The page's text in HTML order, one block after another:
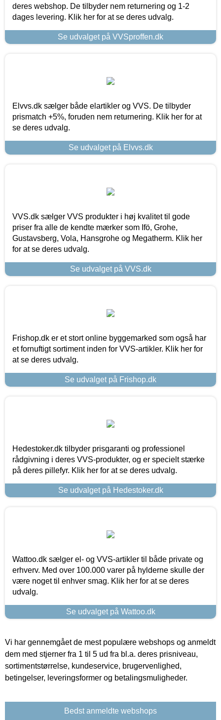
deres webshop. De tilbyder nem returnering og 1-2
dages levering. Klik her for at se deres udvalg.
Se udvalget på VVSproffen.dk
Elvvs.dk sælger både elartikler og VVS. De tilbyder
prismatch +5%, foruden nem returnering. Klik her for at
se deres udvalg.
Se udvalget på Elvvs.dk
VVS.dk sælger VVS produkter i høj kvalitet til gode
priser fra alle de kendte mærker som Ifö, Grohe,
Gustavsberg, Vola, Hansgrohe og Megatherm. Klik her
for at se deres udvalg.
Se udvalget på VVS.dk
Frishop.dk er et stort online byggemarked som også har
et fornuftigt sortiment inden for VVS-artikler. Klik her for
at se deres udvalg.
Se udvalget på Frishop.dk
Hedestoker.dk tilbyder prisgaranti og professionel
rådgivning i deres VVS-produkter, og er specielt stærke
på deres pillefyr. Klik her for at se deres udvalg.
Se udvalget på Hedestoker.dk
Wattoo.dk sælger el- og VVS-artikler til både private og
erhverv. Med over 100.000 varer på hylderne skulle der
være noget til enhver smag. Klik her for at se deres
udvalg.
Se udvalget på Wattoo.dk
Vi har gennemgået de mest populære webshops og anmeldt
dem med stjerner fra 1 til 5 ud fra bl.a. deres prisniveau,
sortimentstørrelse, kundeservice, brugervenlighed,
betingelser, leveringsformer og betalingsmuligheder.
Bedst anmeldte webshops